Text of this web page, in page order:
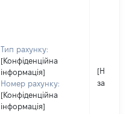
Тип рахунку:
[Конфіденційна
інформація]
Номер рахунку:
[Конфіденційна
інформація]
[Не